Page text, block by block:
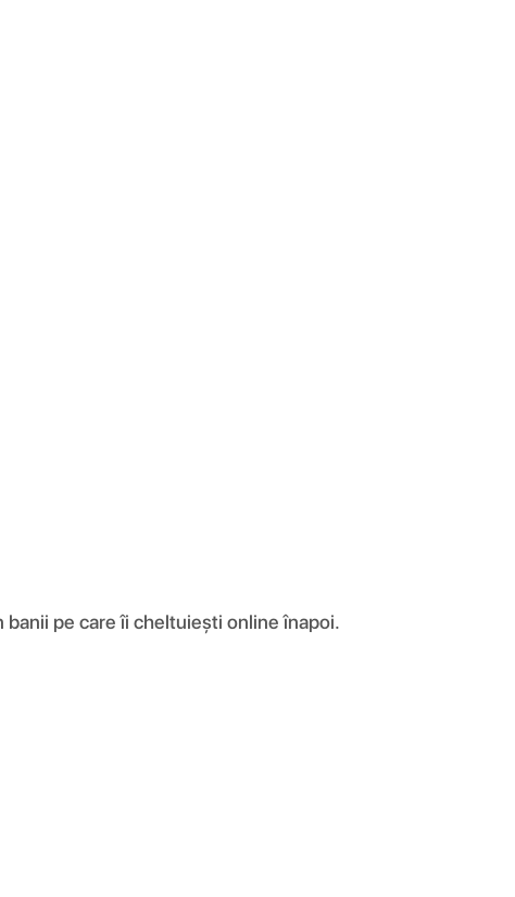
pe care îi cheltuiești online înapoi.